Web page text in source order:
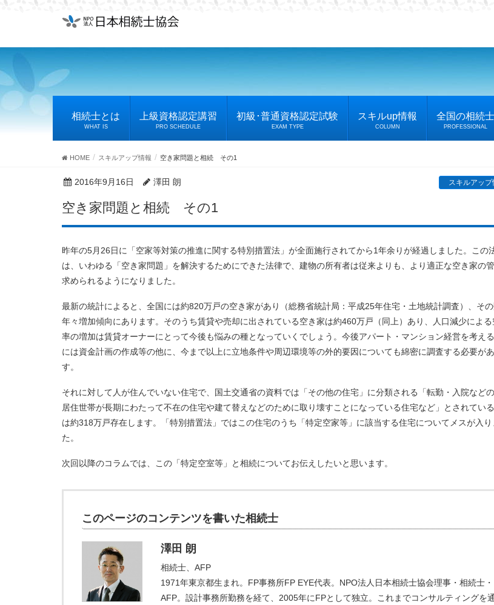
相続士とは
WHAT IS
上級資格認定講習
PRO SCHEDULE
初級･普通資格認定試験
EXAM TYPE
スキルup情報
COLUMN
全国の相続士
PROFESSIONAL
HOME スキルアップ情報 空き家問題と相続 その1
2016年9月16日 澤田 朗 スキルアップ
空き家問題と相続 その1
昨年の5月26日に「空家等対策の推進に関する特別措置法」が全面施行されてから1年余りが経過しました。この
は、いわゆる「空き家問題」を解決するためにできた法律で、建物の所有者は従来よりも、より適正な空き家の
求められるようになりました。
最新の統計によると、全国には約820万戸の空き家があり（総務省統計局：平成25年住宅・土地統計調査）、そ
年々増加傾向にあります。そのうち賃貸や売却に出されている空き家は約460万戸（同上）あり、人口減少による
率の増加は賃貸オーナーにとって今後も悩みの種となっていくでしょう。今後アパート・マンション経営を考え
には資金計画の作成等の他に、今まで以上に立地条件や周辺環境等の外的要因についても綿密に調査する必要が
す。
それに対して人が住んでいない住宅で、国土交通省の資料では「その他の住宅」に分類される「転勤・入院など
居住世帯が長期にわたって不在の住宅や建て替えなどのために取り壊すことになっている住宅など」とされてい
は約318万戸存在します。「特別措置法」ではこの住宅のうち「特定空家等」に該当する住宅についてメスが入り
た。
次回以降のコラムでは、この「特定空室等」と相続についてお伝えしたいと思います。
このページのコンテンツを書いた相続士
澤田 朗
相続士、AFP
1971年東京都生まれ。FP事務所FP EYE代表。NPO法人日本相続士協会理事・相続士・
AFP。設計事務所勤務を経て、2005年にFPとして独立。これまでコンサルティングを通